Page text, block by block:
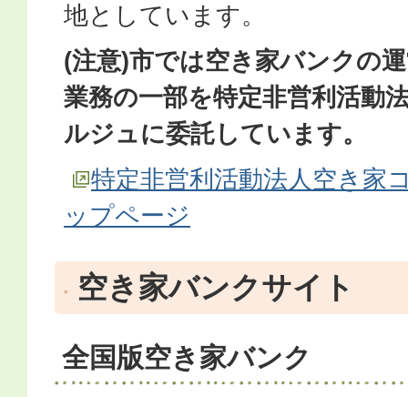
地としています。
(注意)市では空き家バンクの
業務の一部を特定非営利活動
ルジュに委託しています。
特定非営利活動法人空き家
ップページ
空き家バンクサイト
全国版空き家バンク